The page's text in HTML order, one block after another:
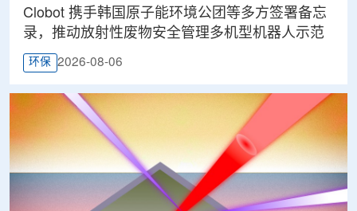
Clobot 携手韩国原子能环境公团等多方签署备忘
录，推动放射性废物安全管理多机型机器人示范
环保 2026-08-06